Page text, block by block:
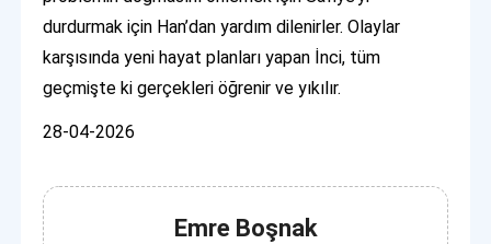
durdurmak için Han’dan yardım dilenirler. Olaylar
karşısında yeni hayat planları yapan İnci, tüm
geçmişte ki gerçekleri öğrenir ve yıkılır.
28-04-2026
Emre Boşnak